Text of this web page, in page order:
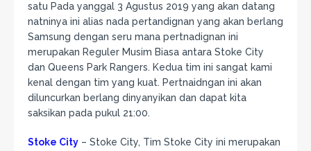
satu Pada yanggal 3 Agustus 2019 yang akan datang
natninya ini alias nada pertandignan yang akan berlang
Samsung dengan seru mana pertnadignan ini
merupakan Reguler Musim Biasa antara Stoke City
dan Queens Park Rangers. Kedua tim ini sangat kami
kenal dengan tim yang kuat. Pertnaidngan ini akan
diluncurkan berlang dinyanyikan dan dapat kita
saksikan pada pukul 21:00.
Stoke City – Stoke City, Tim Stoke City ini merupakan